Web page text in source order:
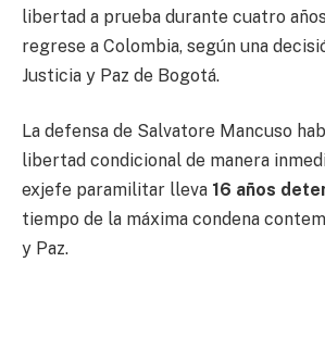
libertad a prueba durante cuatro
regrese a Colombia, según una
Justicia y Paz de Bogotá.
La defensa de Salvatore Mancuso
libertad condicional de manera
exjefe paramilitar lleva 16 años
tiempo de la máxima condena
y Paz.